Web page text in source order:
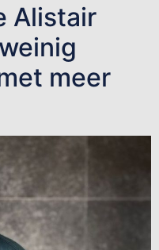
Alistair
meer